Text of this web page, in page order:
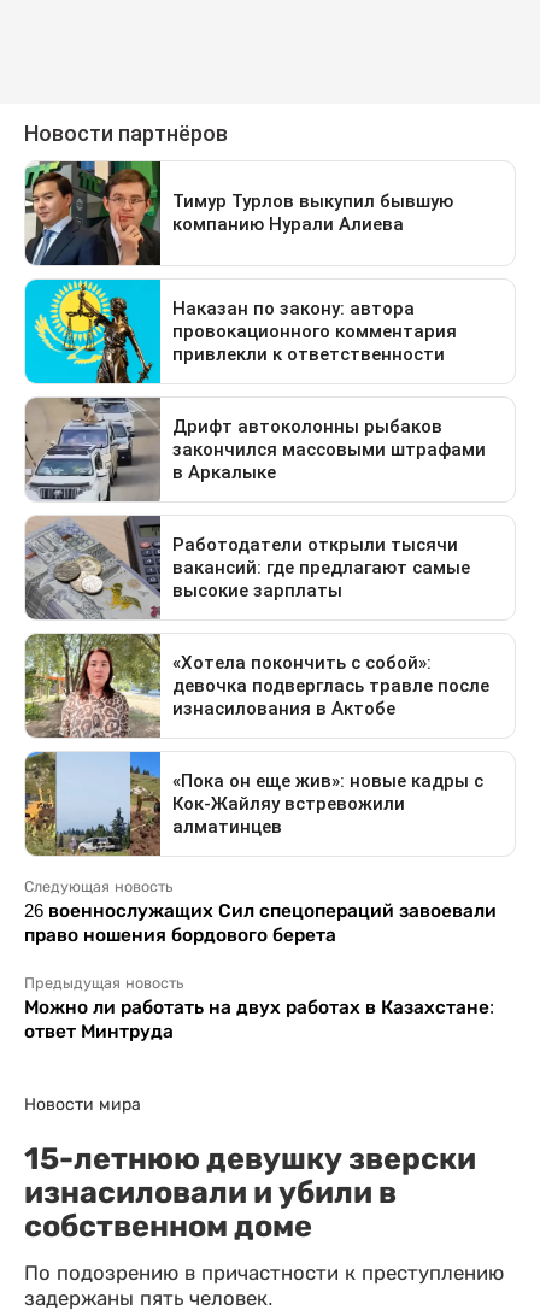
Следующая новость
26 военнослужащих Сил спецопераций завоевали
право ношения бордового берета
Предыдущая новость
Можно ли работать на двух работах в Казахстане:
ответ Минтруда
Новости мира
15-летнюю девушку зверски
изнасиловали и убили в
собственном доме
По подозрению в причастности к преступлению
задержаны пять человек.